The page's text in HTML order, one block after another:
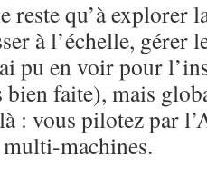
reste qu’à explorer
à l’échelle, gérer
pu en voir pour
bien faite), mais
: vous pilotez par
machines.